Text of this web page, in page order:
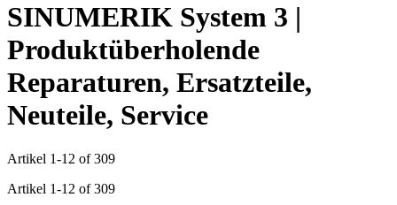
SINUMERIK System 3 |
Produktüberholende
Reparaturen, Ersatzteile,
Neuteile, Service
Artikel 1-12 of309
Artikel 1-12 of309